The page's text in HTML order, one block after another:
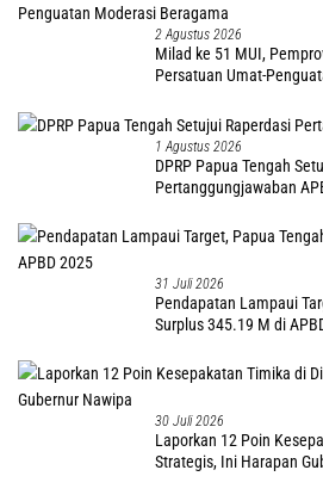
2 Agustus 2026
Milad ke 51 MUI,
Persatuan Umat-
1 Agustus 2026
DPRP Papua Tengah
Pertanggungjawaban
31 Juli 2026
Pendapatan Lampaui
Surplus 345.19 M di
30 Juli 2026
Laporkan 12 Poin
Strategis, Ini Harapan